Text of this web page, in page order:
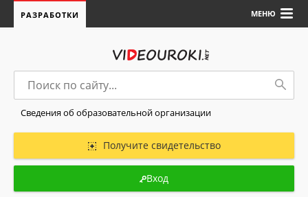
МЕНЮ
РАЗРАБОТКИ
Сведения об образовательной организации
Получите свидетельство
Вход